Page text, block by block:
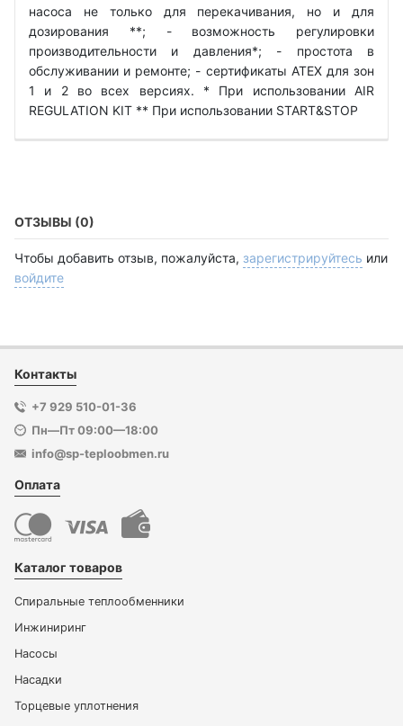
насоса не только для перекачивания, но и для
дозирования **; - возможность регулировки
производительности и давления*; - простота в
обслуживании и ремонте; - сертификаты ATEX для зон
1 и 2 во всех версиях. * При использовании AIR
REGULATION KIT ** При использовании START&STOP
ОТЗЫВЫ (0)
Чтобы добавить отзыв, пожалуйста, зарегистрируйтесь или
войдите
Контакты
+7 929 510-01-36
Пн—Пт 09:00—18:00
info@sp-teploobmen.ru
Оплата
Каталог товаров
Спиральные теплообменники
Инжиниринг
Насосы
Насадки
Торцевые уплотнения